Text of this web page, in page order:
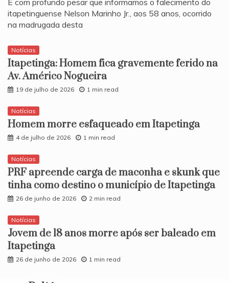
​É com profundo pesar que informamos o falecimento do
itapetinguense Nelson Marinho Jr., aos 58 anos, ocorrido
na madrugada desta
Notícias
Itapetinga: Homem fica gravemente ferido na
Av. Américo Nogueira
19 de julho de 2026 1 min read
Notícias
Homem morre esfaqueado em Itapetinga
4 de julho de 2026 1 min read
Notícias
PRF apreende carga de maconha e skunk que
tinha como destino o município de Itapetinga
26 de junho de 2026 2 min read
Notícias
​Jovem de 18 anos morre após ser baleado em
Itapetinga
26 de junho de 2026 1 min read